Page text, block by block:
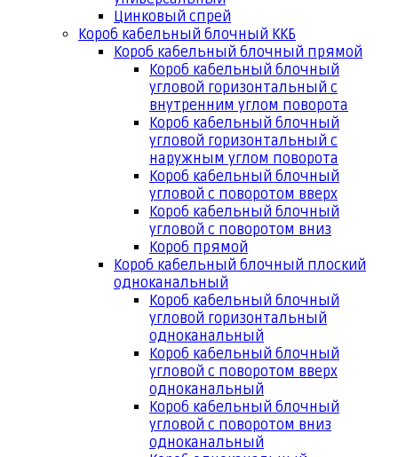
Цинковый спрей
Короб кабельный блочный ККБ
Короб кабельный блочный прямой
Короб кабельный блочный
угловой горизонтальный с
внутренним углом поворота
Короб кабельный блочный
угловой горизонтальный с
наружным углом поворота
Короб кабельный блочный
угловой с поворотом вверх
Короб кабельный блочный
угловой с поворотом вниз
Короб прямой
Короб кабельный блочный плоский
одноканальный
Короб кабельный блочный
угловой горизонтальный
одноканальный
Короб кабельный блочный
угловой с поворотом вверх
одноканальный
Короб кабельный блочный
угловой с поворотом вниз
одноканальный